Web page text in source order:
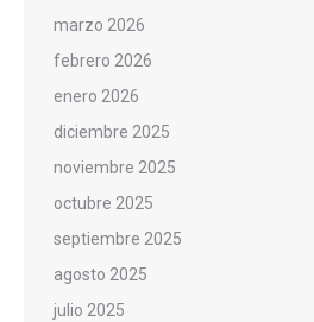
marzo 2026
febrero 2026
enero 2026
diciembre 2025
noviembre 2025
octubre 2025
septiembre 2025
agosto 2025
julio 2025